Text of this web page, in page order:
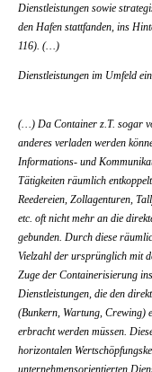
Dienstleistungen sowie
den Hafen stattfanden, ins
116). (…)
Dienstleistungen im Umfeld
(…) Da Container z.T. sogar
anderes verladen werden
Informations- und
Tätigkeiten räumlich
Reedereien, Zollagenturen,
etc. oft nicht mehr an die
gebunden. Durch diese
Vielzahl der ursprünglich mit
Zuge der Containerisierung
Dienstleistungen, die den
(Bunkern, Wartung, Crewing)
erbracht werden müssen.
horizontalen
unternehmensorientierten